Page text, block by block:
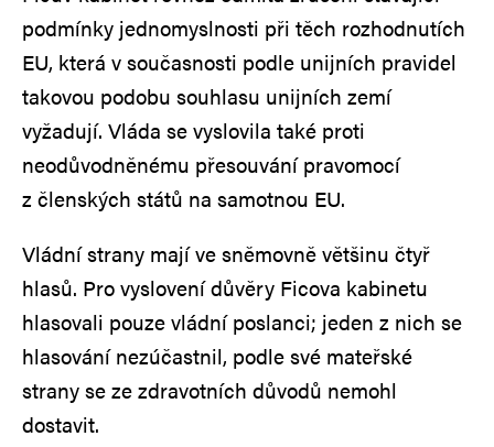
podmínky jednomyslnosti při těch rozhodnutích
EU, která v současnosti podle unijních pravidel
takovou podobu souhlasu unijních zemí
vyžadují. Vláda se vyslovila také proti
neodůvodněnému přesouvání pravomocí
z členských států na samotnou EU.
Vládní strany mají ve sněmovně většinu čtyř
hlasů. Pro vyslovení důvěry Ficova kabinetu
hlasovali pouze vládní poslanci; jeden z nich se
hlasování nezúčastnil, podle své mateřské
strany se ze zdravotních důvodů nemohl
dostavit.